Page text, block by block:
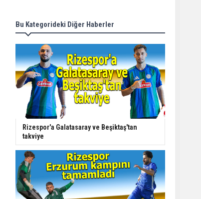
Bu Kategorideki Diğer Haberler
Rizespor'a Galatasaray ve Beşiktaş'tan
takviye